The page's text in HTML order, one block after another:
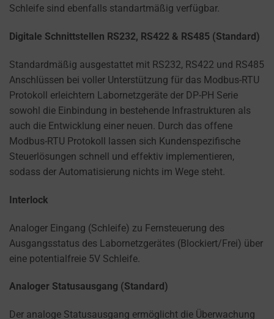
Schleife sind ebenfalls standartmäßig verfügbar.
Digitale Schnittstellen RS232, RS422 & RS485 (Standard)
Standardmäßig ausgestattet mit RS232, RS422 und RS485
Anschlüssen bei voller Unterstützung für das Modbus-RTU
Protokoll erleichtern Labornetzgeräte der DP-PH Serie
sowohl die Einbindung in bestehende Infrastrukturen als
auch die Entwicklung einer neuen. Durch das offene
Modbus-RTU Protokoll lassen sich Kundenspezifische
Steuerlösungen schnell und effektiv implementieren,
sodass der Automatisierung nichts im Wege steht.
Interlock
Analoger Eingang (Schleife) zu Fernsteuerung des
Ausgangsstatus des Labornetzgerätes (Blockiert/Frei) über
eine potentialfreie 5V Schleife.
Analoger Statusausgang (Standard)
Der analoge Statusausgang ermöglicht die Überwachung